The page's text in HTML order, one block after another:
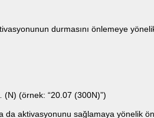
durmasını önlemeye
(N) (örnek: “20.07 (300N)”)
da aktivasyonunu sağlamaya yönelik